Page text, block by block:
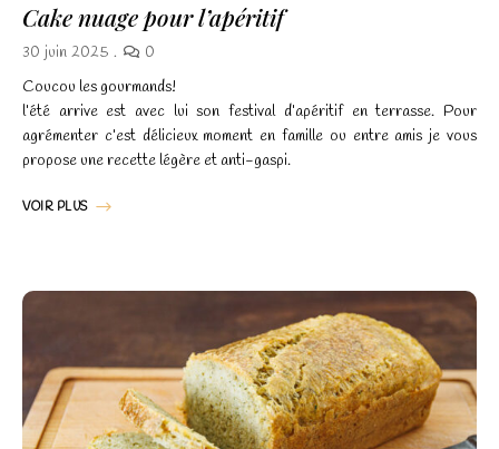
Cake nuage pour l’apéritif
30 juin 2025 0
Coucou les gourmands!
l’été arrive est avec lui son festival d’apéritif en terrasse. Pour
agrémenter c’est délicieux moment en famille ou entre amis je vous
propose une recette légère et anti-gaspi.
VOIR PLUS